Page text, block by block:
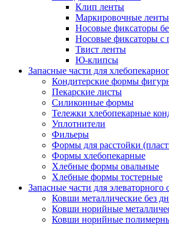
Клип ленты
Маркировочные ленты
Носовые фиксаторы
Носовые фиксаторы с
Твист ленты
Ю-клипсы
Запасные части для
Кондитерские формы
Пекарские листы
Силиконные формы
Тележки хлебопекарные
Уплотнители
Фильеры
Формы для расстойки
Формы хлебопекарные
Хлебные формы овальные
Хлебные формы тостерные
Запасные части для элеваторного
Ковши металлические без
Ковши норийные
Ковши норийные